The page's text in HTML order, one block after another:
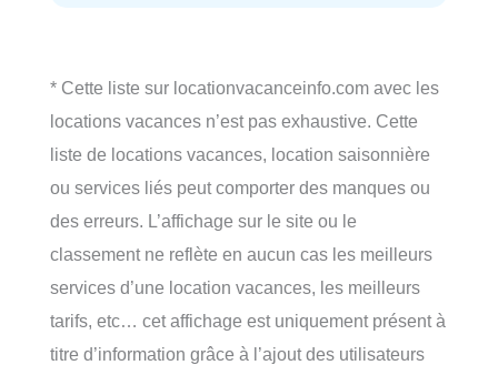
* Cette liste sur locationvacanceinfo.com avec les
locations vacances n’est pas exhaustive. Cette
liste de locations vacances, location saisonnière
ou services liés peut comporter des manques ou
des erreurs. L’affichage sur le site ou le
classement ne reflète en aucun cas les meilleurs
services d’une location vacances, les meilleurs
tarifs, etc… cet affichage est uniquement présent à
titre d’information grâce à l’ajout des utilisateurs